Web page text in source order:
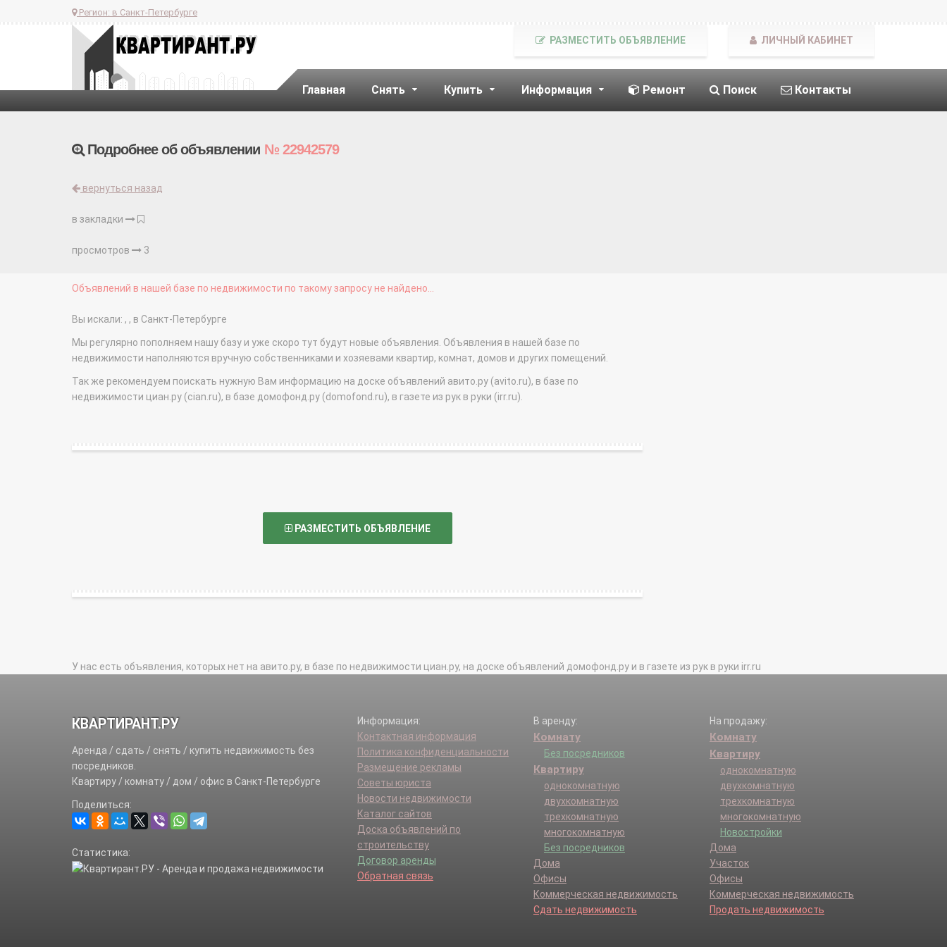
Регион: в Санкт-Петербурге
Главная Снять Купить Информация Ремонт Поиск Контакты
РАЗМЕСТИТЬ ОБЪЯВЛЕНИЕ ЛИЧНЫЙ КАБИНЕТ
Подробнее об объявлении № 22942579
вернуться назад
в закладки
просмотров 3
Объявлений в нашей базе по недвижимости по такому запросу не найдено...
Вы искали: , , в Санкт-Петербурге
Мы регулярно пополняем нашу базу и уже скоро тут будут новые объявления. Объявления в нашей базе по
недвижимости наполняются вручную собственниками и хозяевами квартир, комнат, домов и других помещений.
Так же рекомендуем поискать нужную Вам информацию на доске объявлений авито.ру (avito.ru), в базе по
недвижимости циан.ру (cian.ru), в базе домофонд.ру (domofond.ru), в газете из рук в руки (irr.ru).
РАЗМЕСТИТЬ ОБЪЯВЛЕНИЕ
У нас есть объявления, которых нет на авито.ру, в базе по недвижимости циан.ру, на доске объявлений домофонд.ру и в газете из рук в руки irr.ru
КВАРТИРАНТ.РУ
Аренда / сдать / снять / купить недвижимость без
посредников.
Квартиру / комнату / дом / офис в Санкт-Петербурге
Поделиться:
Статистика:
Информация:
Контактная информация
Политика конфиденциальности
Размещение рекламы
Советы юриста
Новости недвижимости
Каталог сайтов
Доска объявлений по
строительству
Договор аренды
Обратная связь
В аренду:
Комнату
Без посредников
Квартиру
однокомнатную
двухкомнатную
трехкомнатную
многокомнатную
Без посредников
Дома
Офисы
Коммерческая недвижимость
Сдать недвижимость
На продажу:
Комнату
Квартиру
однокомнатную
двухкомнатную
трехкомнатную
многокомнатную
Новостройки
Дома
Участок
Офисы
Коммерческая недвижимость
Продать недвижимость